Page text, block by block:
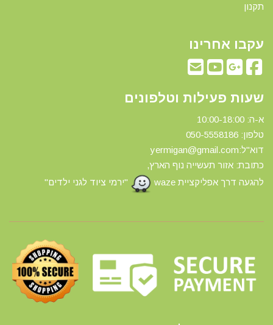
תקנון
עקבו אחרינו
שעות פעילות וטלפונים
א-ה: 10:00-18:00
טלפון: 0 50-5558186
דוא"ל:yermigan@gmail.com
כתובת: אזור תעשייה נוף הארץ,
להגעה דרך אפליקציית waze
"ירמי ציוד לגני ילדים"